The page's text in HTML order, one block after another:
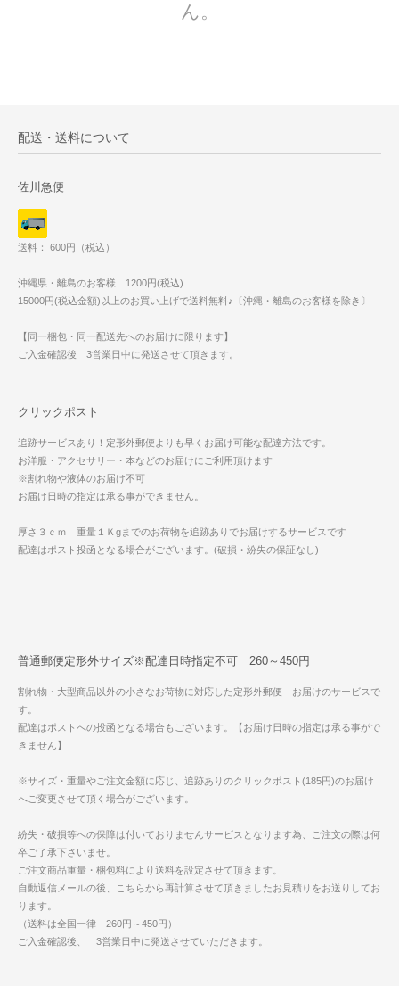
ん。
配送・送料について
佐川急便
送料： 600円（税込）
沖縄県・離島のお客様 1200円(税込)
15000円(税込金額)以上のお買い上げで送料無料♪〔沖縄・離島のお客様を除き〕
【同一梱包・同一配送先へのお届けに限ります】
ご入金確認後 3営業日中に発送させて頂きます。
クリックポスト
追跡サービスあり！定形外郵便よりも早くお届け可能な配達方法です。
お洋服・アクセサリー・本などのお届けにご利用頂けます
※割れ物や液体のお届け不可
お届け日時の指定は承る事ができません。
厚さ３ｃｍ 重量１Ｋgまでのお荷物を追跡ありでお届けするサービスです
配達はポスト投函となる場合がございます。(破損・紛失の保証なし)
普通郵便定形外サイズ※配達日時指定不可 260～450円
割れ物・大型商品以外の小さなお荷物に対応した定形外郵便 お届けのサービスで
す。
配達はポストへの投函となる場合もございます。【お届け日時の指定は承る事がで
きません】
※サイズ・重量やご注文金額に応じ、追跡ありのクリックポスト(185円)のお届け
へご変更させて頂く場合がございます。
紛失・破損等への保障は付いておりませんサービスとなります為、ご注文の際は何
卒ご了承下さいませ。
ご注文商品重量・梱包料により送料を設定させて頂きます。
自動返信メールの後、こちらから再計算させて頂きましたお見積りをお送りしてお
ります。
（送料は全国一律 260円～450円）
ご入金確認後、 3営業日中に発送させていただきます。